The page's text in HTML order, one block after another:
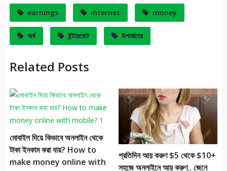
earnings internet money
অর্থ ইন্টারনেটে উপার্জনের
Related Posts
মোবাইল দিয়ে কিভাবে অনলাইন থেকে
টাকা ইনকাম করা যায়? How to
make money online with
প্রতিদিন আয় করুণ $5 থেকে $10+
সহজে অনলাইনে আয় করুণ.. জেনে